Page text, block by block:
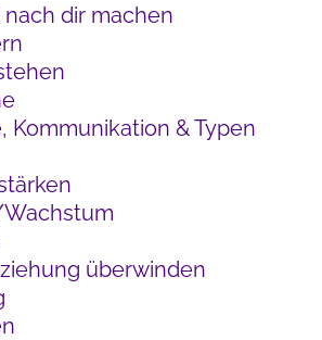
dir machen
Kommunikation & Typen
überwinden